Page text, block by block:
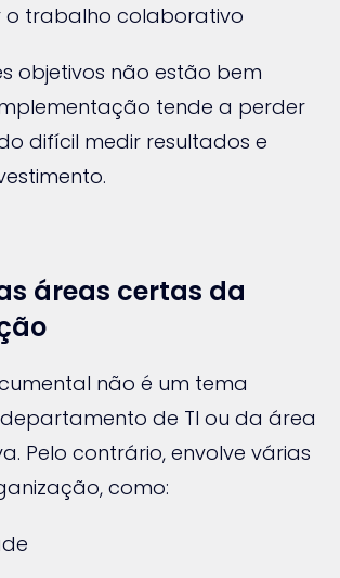
o trabalho colaborativo
objetivos não estão bem
tende a perder
difícil medir resultados e
áreas certas da
não é um tema
de TI ou da área
Pelo contrário, envolve várias
como: